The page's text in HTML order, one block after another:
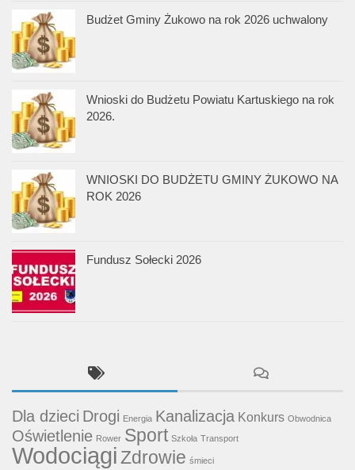
Budżet Gminy Żukowo na rok 2026 uchwalony
Wnioski do Budżetu Powiatu Kartuskiego na rok
2026.
WNIOSKI DO BUDŻETU GMINY ŻUKOWO NA
ROK 2026
Fundusz Sołecki 2026
Dla dzieci Drogi Energia Kanalizacja Konkurs Obwodnica
Oświetlenie Rower Sport Szkoła Transport
WodociągiZdrowie śmieci